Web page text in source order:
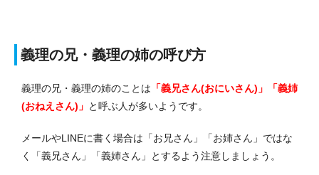
義理の兄・義理の姉の呼び方
義理の兄・義理の姉のことは 「義兄さん(おにいさん)」「義姉
(おねえさん)」 と呼ぶ人が多いようです。
メールやLINEに書く場合は「お兄さん」「お姉さん」ではな
く「義兄さん」「義姉さん」とするよう注意しましょう。